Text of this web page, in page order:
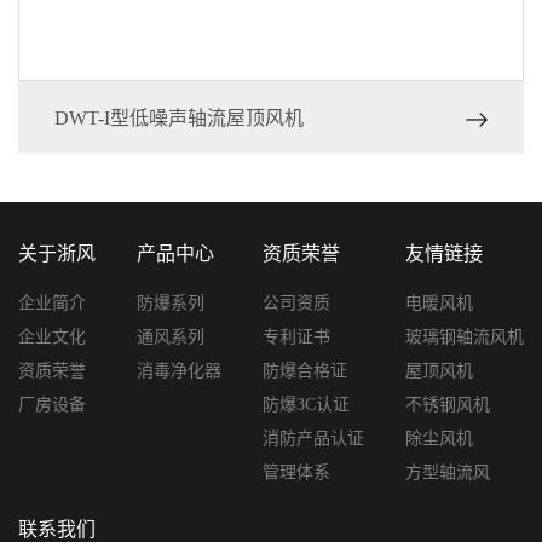
DWT-I型低噪声轴流屋顶风机
关于浙风
企业简介
企业文化
资质荣誉
厂房设备
产品中心
防爆系列
通风系列
消毒净化器
资质荣誉
公司资质
专利证书
防爆合格证
防爆3C认证
消防产品认证
管理体系
友情链接
电暖风机
玻璃钢轴流风机
屋顶风机
不锈钢风机
除尘风机
方型轴流风
联系我们